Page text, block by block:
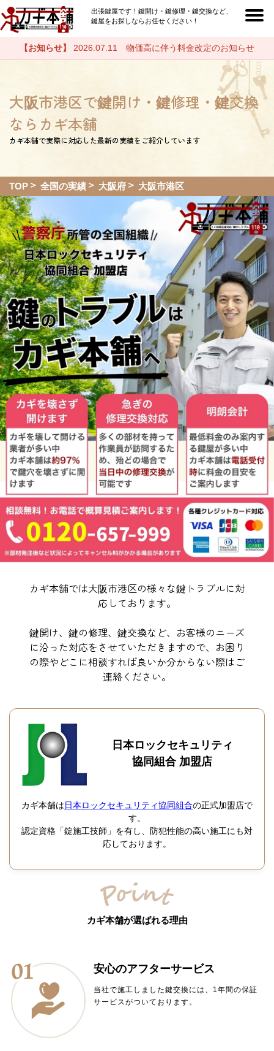
出張鍵屋です！鍵開け・鍵修理・鍵交換など、
鍵屋をお探しならお任せください！
【お知らせ】 2026.07.11 物価高に伴う料金改定のお知らせ
大阪市港区で鍵開け・鍵修理・鍵交換
ならカギ本舗
カギ本舗で実際に対応した最新の実績をご紹介しています
TOP 全国の実績 大阪府 大阪市港区
カギ本舗では大阪市港区の様々な鍵トラブルに対
応しております。
鍵開け、鍵の修理、鍵交換など、お客様のニーズ
に沿った対応をさせていただきますので、お困り
の際やどこに相談すれば良いか分からない際はご
連絡ください。
日本ロックセキュリティ
協同組合 加盟店
カギ本舗は日本ロックセキュリティ協同組合の正式加盟店で
す。
認定資格「錠施工技師」を有し、防犯性能の高い施工にも対
応しております。
カギ本舗が選ばれる理由
安心のアフターサービス
当社で施工しました鍵交換には、1年間の保証
サービスがついております。